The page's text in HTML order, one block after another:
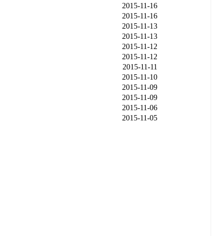
2015-11-16
2015-11-16
2015-11-13
2015-11-13
2015-11-12
2015-11-12
2015-11-11
2015-11-10
2015-11-09
2015-11-09
2015-11-06
2015-11-05